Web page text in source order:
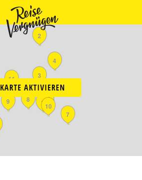
KARTE AKTIVIEREN
3
6
11
4
110
2
7
9 8